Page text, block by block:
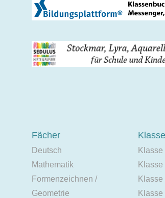
Fächer
Deutsch
Mathematik
Formenzeichnen /
Geometrie
Klasse
Klasse
Klasse
Klasse